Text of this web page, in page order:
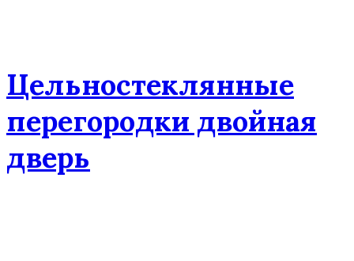
Цельностеклянные
перегородки двойная
дверь